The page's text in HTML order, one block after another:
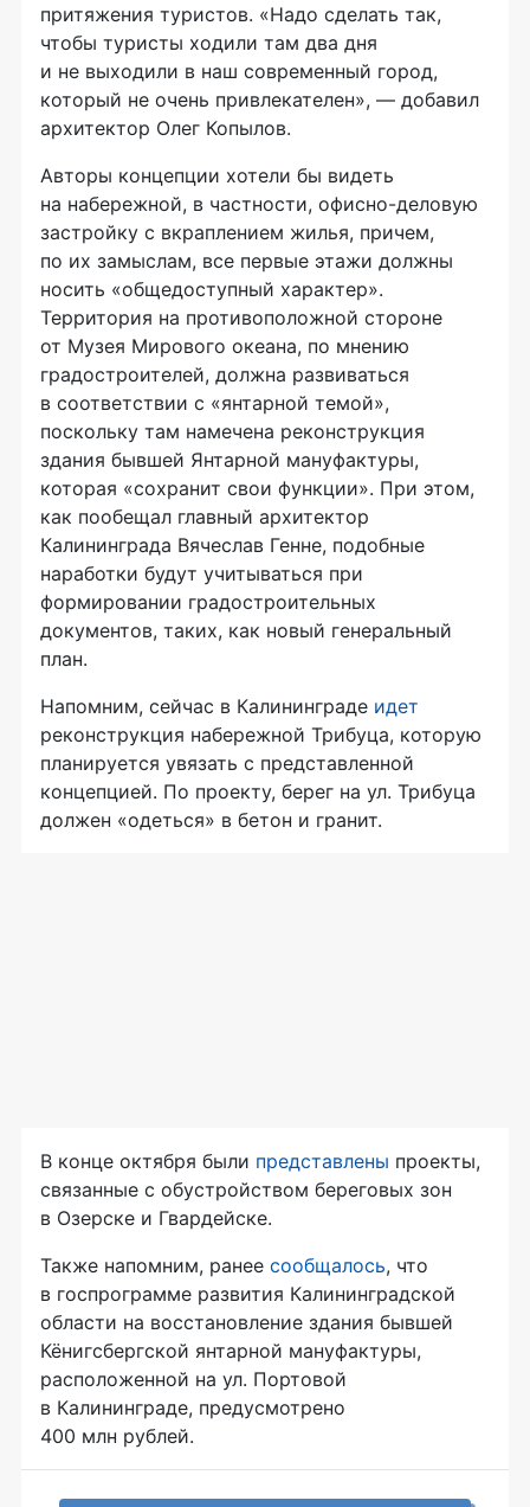
притяжения туристов. «Надо сделать так,
чтобы туристы ходили там два дня
и не выходили в наш современный город,
который не очень привлекателен», — добавил
архитектор Олег Копылов.
Авторы концепции хотели бы видеть
на набережной, в частности, офисно-деловую
застройку с вкраплением жилья, причем,
по их замыслам, все первые этажи должны
носить «общедоступный характер».
Территория на противоположной стороне
от Музея Мирового океана, по мнению
градостроителей, должна развиваться
в соответствии с «янтарной темой»,
поскольку там намечена реконструкция
здания бывшей Янтарной мануфактуры,
которая «сохранит свои функции». При этом,
как пообещал главный архитектор
Калининграда Вячеслав Генне, подобные
наработки будут учитываться при
формировании градостроительных
документов, таких, как новый генеральный
план.
Напомним, сейчас в Калининграде идет
реконструкция набережной Трибуца, которую
планируется увязать с представленной
концепцией. По проекту, берег на ул. Трибуца
должен «одеться» в бетон и гранит.
В конце октября были представлены проекты,
связанные с обустройством береговых зон
в Озерске и Гвардейске.
Также напомним, ранее сообщалось, что
в госпрограмме развития Калининградской
области на восстановление здания бывшей
Кёнигсбергской янтарной мануфактуры,
расположенной на ул. Портовой
в Калининграде, предусмотрено
400 млн рублей.